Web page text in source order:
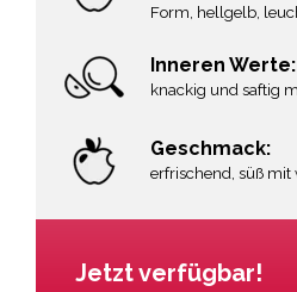
Form, hellgelb,
Inneren Werte:
knackig und saftig
Geschmack:
erfrischend, süß mit
Jetzt verfügbar!